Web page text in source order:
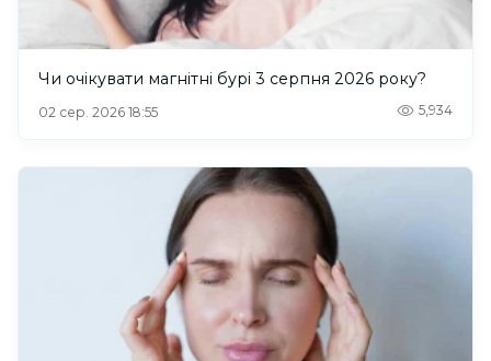
Чи очікувати магнітні бурі 3 серпня 2026 року?
02 сер. 2026 18:55 5,934